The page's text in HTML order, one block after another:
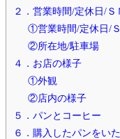
２．営業時間/定休日/
①営業時間/定休日/
②所在地/駐車場
４．お店の様子
①外観
②店内の様子
５．パンとコーヒー
６．購入したパンをい